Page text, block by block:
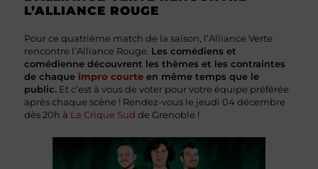
L’ALLIANCE ROUGE
Pour ce quatrième match de la saison, l’Alliance Verte
rencontre l’Alliance Rouge. Les comédiens et
comédienne découvrent les thèmes et les contraintes
de chaque impro courte en même temps que le
public. Et c’est à vous de voter pour votre équipe préférée
après chaque scène ! Rendez-vous le jeudi 04 décembre
dès 20h à La Crique Sud de Grenoble !